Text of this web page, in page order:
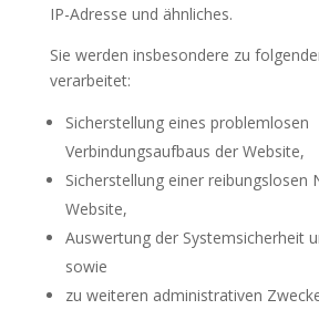
IP-Adresse und ähnliches.
Sie werden insbesondere zu
verarbeitet:
Sicherstellung eines problemlosen
Verbindungsaufbaus der Website,
Sicherstellung einer reibungslosen
Website,
Auswertung der Systemsicherheit
sowie
zu weiteren administrativen